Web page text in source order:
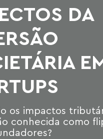
DA
os impactos
conhecida como